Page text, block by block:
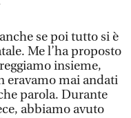
se poi tutto si è
Me l’ha proposto
insieme,
eravamo mai andati
parola. Durante
abbiamo avuto